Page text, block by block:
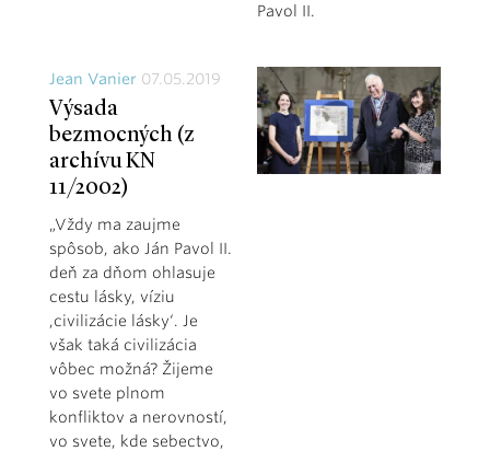
Pavol II.
Jean Vanier 07.05.2019
Výsada
bezmocných (z
archívu KN
11/2002)
„Vždy ma zaujme
spôsob, ako Ján Pavol II.
deň za dňom ohlasuje
cestu lásky, víziu
,civilizácie lásky‘. Je
však taká civilizácia
vôbec možná? Žijeme
vo svete plnom
konfliktov a nerovností,
vo svete, kde sebectvo,